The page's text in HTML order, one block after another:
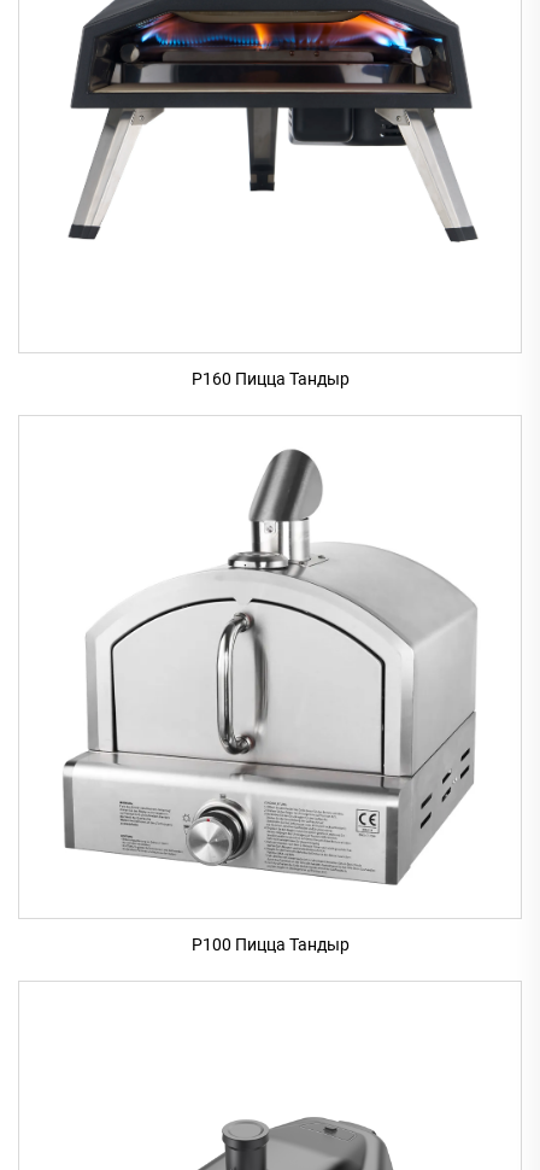
P160 Пицца Тандыр
P100 Пицца Тандыр